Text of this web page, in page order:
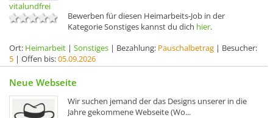
vitalundfrei
Bewerben für diesen Heimarbeits-Job in der
Kategorie Sonstiges kannst du dich hier.
Ort: Heimarbeit | Sonstiges | Bezahlung: Pauschalbetrag | Besucher:
5 | Offen bis:05.09.2026
Neue Webseite
Wir suchen jemand der das Designs unserer in die
Jahre gekommene Webseite (Wo...